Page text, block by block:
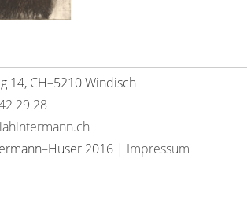
14, CH–5210 Windisch
29 28
2016 | Impressum